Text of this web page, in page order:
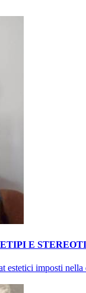
E
estetici imposti